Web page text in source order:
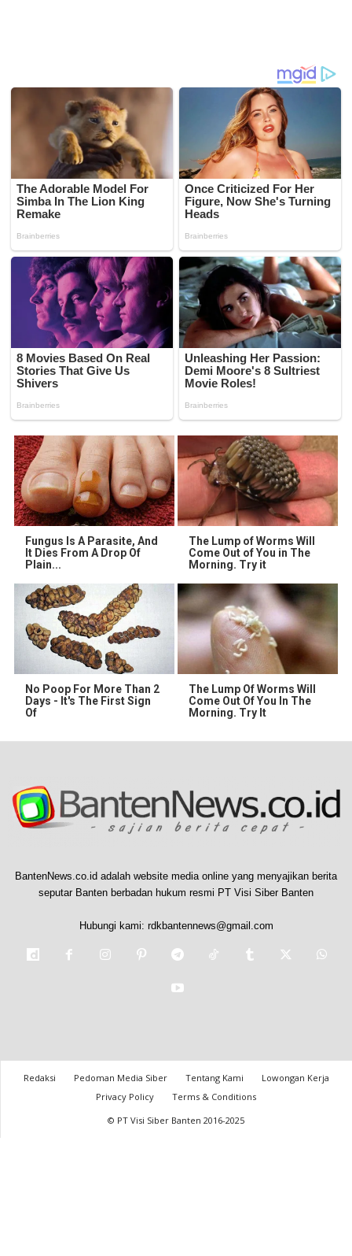
Fungus Is A Parasite, And
It Dies From A Drop Of
Plain...
The Lump of Worms Will
Come Out of You in The
Morning. Try it
No Poop For More Than 2
Days - It's The First Sign
Of
The Lump Of Worms Will
Come Out Of You In The
Morning. Try It
BantenNews.co.id adalah website media online yang menyajikan berita
seputar Banten berbadan hukum resmi PT Visi Siber Banten
Hubungi kami: rdkbantennews@gmail.com
Redaksi Pedoman Media Siber Tentang Kami
Lowongan Kerja
Privacy Policy
Terms & Conditions
© PT Visi Siber Banten 2016-2025